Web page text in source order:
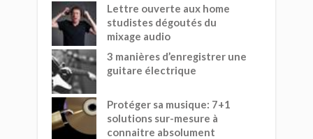
Lettre ouverte aux home
studistes dégoutés du
mixage audio
3 manières d’enregistrer une
guitare électrique
Protéger sa musique: 7+1
solutions sur-mesure à
connaitre absolument